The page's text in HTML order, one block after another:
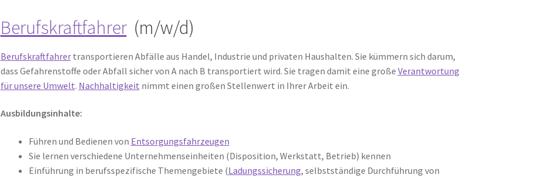
Berufskraftfahrer(m/w/d)
Berufskraftfahrertransportieren Abfälle aus Handel, Industrie und privaten Haushalten. Sie kümmern sich darum,
dass Gefahrenstoffe oder Abfall sicher von A nach B transportiert wird. Sie tragen damit eine große Verantwortung
für unsere Umwelt. Nachhaltigkeit nimmt einen großen Stellenwert in Ihrer Arbeit ein.
Ausbildungsinhalte:
Führen und Bedienen von Entsorgungsfahrzeugen
Sie lernen verschiedene Unternehmenseinheiten (Disposition, Werkstatt, Betrieb) kennen
Einführung in berufsspezifische Themengebiete (Ladungssicherung, selbstständige Durchführung von